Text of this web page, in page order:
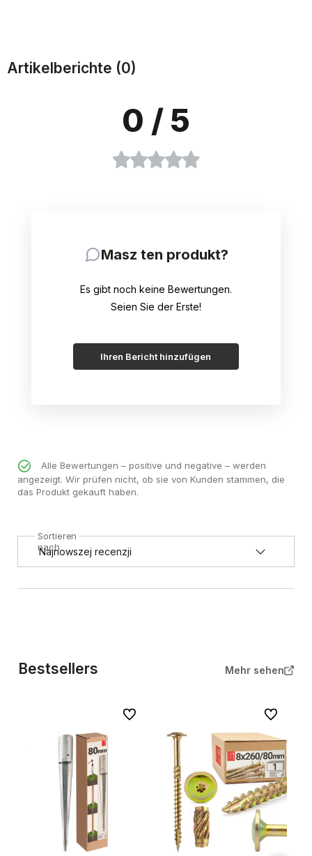
Artikelberichte (0)
0 / 5
Masz ten produkt?
Es gibt noch keine Bewertungen.
Seien Sie der Erste!
Ihren Bericht hinzufügen
Alle Bewertungen – positive und negative – werden
angezeigt. Wir prüfen nicht, ob sie von Kunden stammen, die
das Produkt gekauft haben.
Sortieren
nach
Bestsellers Mehr sehen
Zu Favoriten Zu